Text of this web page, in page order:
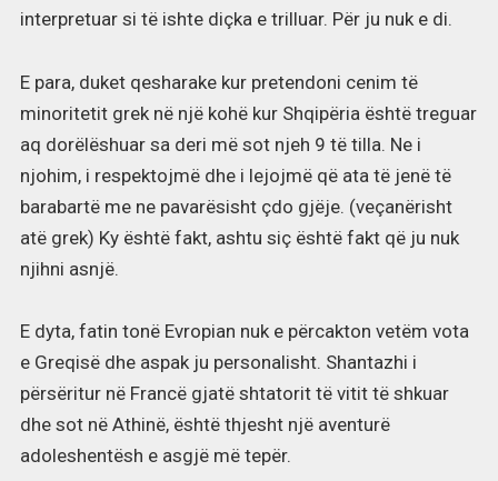
interpretuar si të ishte diçka e trilluar. Për ju nuk e di.
E para, duket qesharake kur pretendoni cenim të
minoritetit grek në një kohë kur Shqipëria është treguar
aq dorëlëshuar sa deri më sot njeh 9 të tilla. Ne i
njohim, i respektojmë dhe i lejojmë që ata të jenë të
barabartë me ne pavarësisht çdo gjëje. (veçanërisht
atë grek) Ky është fakt, ashtu siç është fakt që ju nuk
njihni asnjë.
E dyta, fatin tonë Evropian nuk e përcakton vetëm vota
e Greqisë dhe aspak ju personalisht. Shantazhi i
përsëritur në Francë gjatë shtatorit të vitit të shkuar
dhe sot në Athinë, është thjesht një aventurë
adoleshentësh e asgjë më tepër.